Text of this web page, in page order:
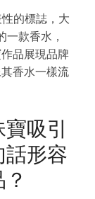
的標誌，大
一款香水，
品展現品牌
香水一樣流
吸引
話形容